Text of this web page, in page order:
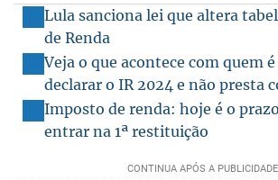
Lula sanciona lei que altera
de Renda
Veja o que acontece com quem
declarar o IR 2024 e não presta
Imposto de renda: hoje é o
entrar na 1ª restituição